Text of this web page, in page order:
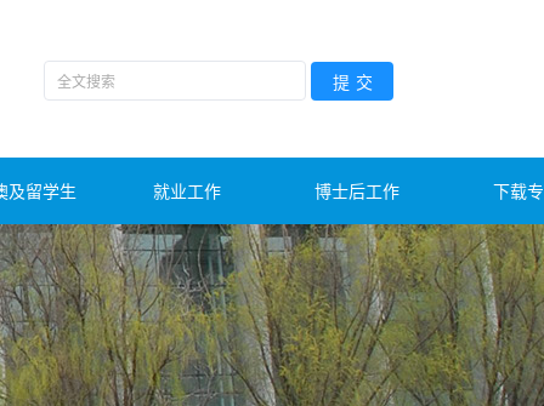
及留学生 就业工作 博士后工作 下载